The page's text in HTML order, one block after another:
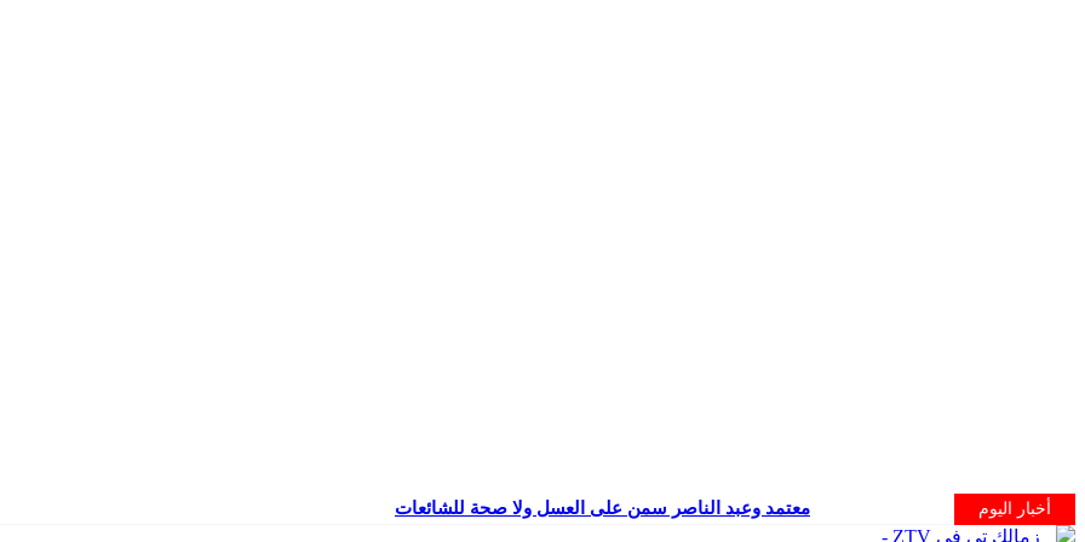
أخبار اليوم
معتمد وعبد الناصر سمن على العسل ولا صحة للشائعات